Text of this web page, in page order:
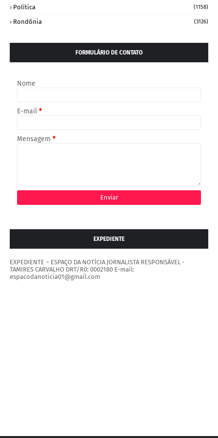
Política (1158)
Rondônia (3126)
FORMULÁRIO DE CONTATO
Nome
E-mail *
Mensagem *
EXPEDIENTE
EXPEDIENTE – ESPAÇO DA NOTÍCIA JORNALISTA RESPONSÁVEL -
TAMIRES CARVALHO DRT/R0: 0002180 E-mail:
espacodanoticia01@gmail.com